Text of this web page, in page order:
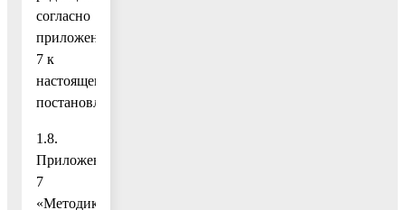
согласно
приложению
7 к
настоящему
постановлению;
1.8.
Приложение
7
«Методика